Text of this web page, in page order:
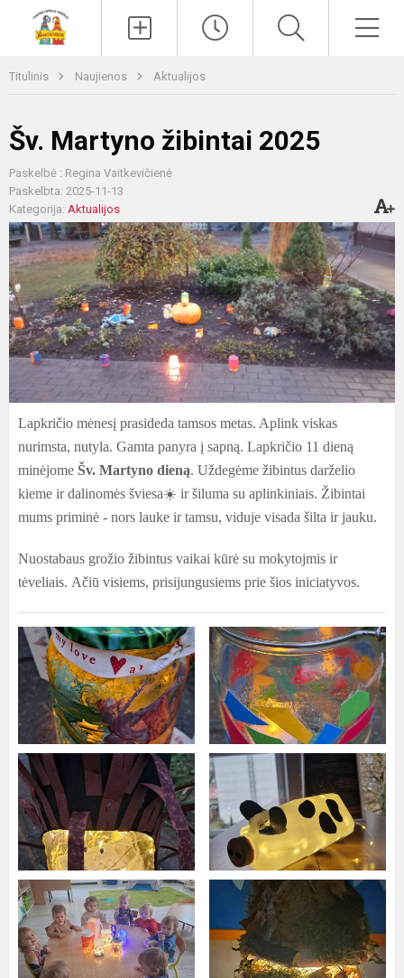
Titulinis Naujienos Aktualijos
Šv. Martyno žibintai 2025
Paskelbė : Regina Vaitkevičienė
Paskelbta: 2025-11-13
Kategorija: Aktualijos
Lapkričio mėnesį prasideda tamsos metas. Aplink viskas
nurimsta, nutyla. Gamta panyra į sapną. Lapkričio 11 dieną
minėjome Šv. Martyno dieną. Uždegėme žibintus darželio
kieme ir dalinomės šviesa☀️ ir šiluma su aplinkiniais. Žibintai
mums priminė - nors lauke ir tamsu, viduje visada šilta ir jauku.
Nuostabaus grožio žibintus vaikai kūrė su mokytojmis ir
tėveliais. Ačiū visiems, prisijungusiems prie šios iniciatyvos.